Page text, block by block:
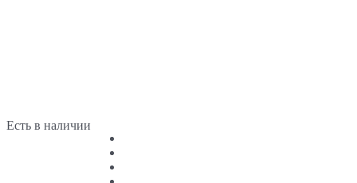
Есть в наличии